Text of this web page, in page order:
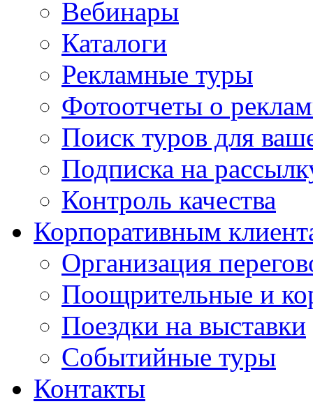
Вебинары
Каталоги
Рекламные туры
Фотоотчеты о
Поиск туров для
Подписка на
Контроль качества
Корпоративным
Организация
Поощрительные и
Поездки на выставки
Событийные туры
Контакты